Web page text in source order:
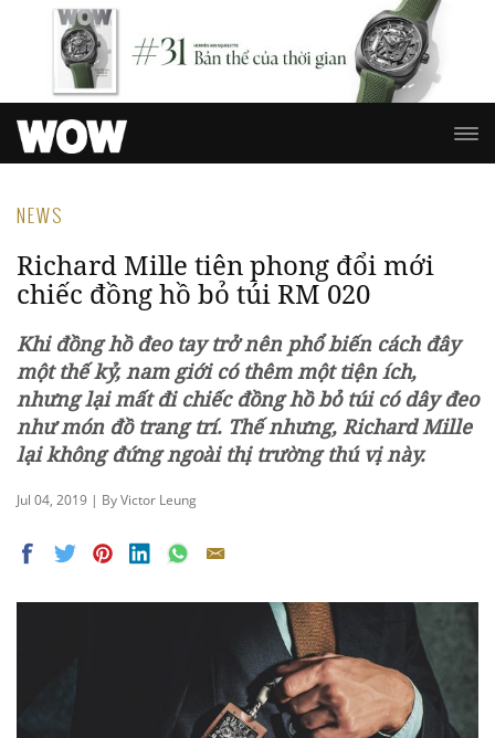
NEWS
Richard Mille tiên phong đổi mới
chiếc đồng hồ bỏ túi RM 020
Khi đồng hồ đeo tay trở nên phổ biến cách đây
một thế kỷ, nam giới có thêm một tiện ích,
nhưng lại mất đi chiếc đồng hồ bỏ túi có dây đeo
như món đồ trang trí. Thế nhưng, Richard Mille
lại không đứng ngoài thị trường thú vị này.
Jul 04, 2019 | By Victor Leung